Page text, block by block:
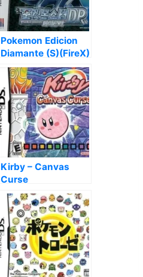
Pokemon Edicion
Diamante (S)(FireX)
Kirby – Canvas
Curse